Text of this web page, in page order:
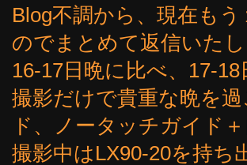
Blog不調から、現在も
のでまとめて返信いたし
16-17日晩に比べ、17-
撮影だけで貴重な晩を
ド、ノータッチガイド
撮影中はLX90-20を持ち